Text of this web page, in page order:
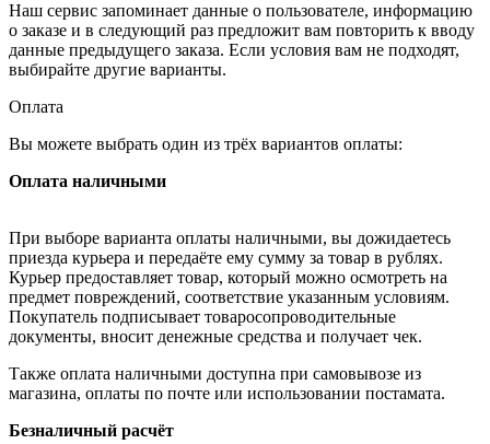
Наш сервис запоминает данные о пользователе, информацию
о заказе и в следующий раз предложит вам повторить к вводу
данные предыдущего заказа. Если условия вам не подходят,
выбирайте другие варианты.
Оплата
Вы можете выбрать один из трёх вариантов оплаты:
Оплата наличными
При выборе варианта оплаты наличными, вы дожидаетесь
приезда курьера и передаёте ему сумму за товар в рублях.
Курьер предоставляет товар, который можно осмотреть на
предмет повреждений, соответствие указанным условиям.
Покупатель подписывает товаросопроводительные
документы, вносит денежные средства и получает чек.
Также оплата наличными доступна при самовывозе из
магазина, оплаты по почте или использовании постамата.
Безналичный расчёт